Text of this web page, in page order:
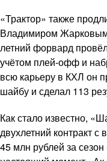
«Трактор» также
Владимиром
летний форвард
учётом плей-офф и
всю карьеру в КХЛ он
шайбу и сделал 113
Как стало известно,
двухлетний контракт
45 млн рублей за